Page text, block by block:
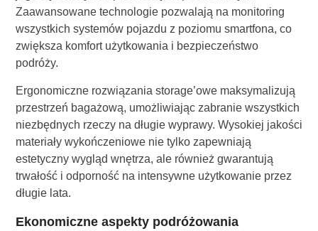
Zaawansowane technologie pozwalają na monitoring
wszystkich systemów pojazdu z poziomu smartfona, co
zwiększa komfort użytkowania i bezpieczeństwo
podróży.
Ergonomiczne rozwiązania storage’owe maksymalizują
przestrzeń bagażową, umożliwiając zabranie wszystkich
niezbędnych rzeczy na długie wyprawy. Wysokiej jakości
materiały wykończeniowe nie tylko zapewniają
estetyczny wygląd wnętrza, ale również gwarantują
trwałość i odporność na intensywne użytkowanie przez
długie lata.
Ekonomiczne aspekty podróżowania